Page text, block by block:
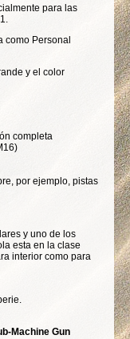
para las
como Personal
y el color
completa
por ejemplo, pistas
y uno de los
esta en la clase
interior como para
Machine Gun